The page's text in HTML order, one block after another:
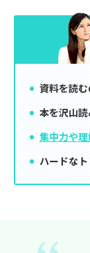
資料を読
本を沢山
集中力や
ハードな